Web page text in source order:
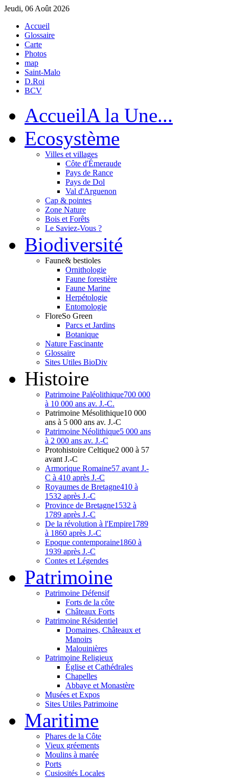
Jeudi, 06 Août 2026
Accueil
Glossaire
Carte
Photos
map
Saint-Malo
D.Roi
BCV
AccueilA la Une...
Ecosystème
Villes et villages
Côte d'Émeraude
Pays de Rance
Pays de Dol
Val d'Arguenon
Cap & pointes
Zone Nature
Bois et Forêts
Le Saviez-Vous ?
Biodiversité
Faune& bestioles
Ornithologie
Faune forestière
Faune Marine
Herpétologie
Entomologie
FloreSo Green
Parcs et Jardins
Botanique
Nature Fascinante
Glossaire
Sites Utiles BioDiv
Histoire
Patrimoine Paléolithique700 000
à 10 000 ans av. J.-C.
Patrimoine Mésolithique10 000
ans à 5 000 ans av. J.-C
Patrimoine Néolithique5 000 ans
à 2 000 ans av. J.-C
Protohistoire Celtique2 000 à 57
avant J.-C
Armorique Romaine57 avant J.-
C à 410 après J.-C
Royaumes de Bretagne410 à
1532 après J.-C
Province de Bretagne1532 à
1789 après J.-C
De la révolution à l'Empire1789
à 1860 après J.-C
Epoque contemporaine1860 à
1939 après J.-C
Contes et Légendes
Patrimoine
Patrimoine Défensif
Forts de la côte
Châteaux Forts
Patrimoine Résidentiel
Domaines, Châteaux et
Manoirs
Malouinières
Patrimoine Religieux
Église et Cathédrales
Chapelles
Abbaye et Monastère
Musées et Expos
Sites Utiles Patrimoine
Maritime
Phares de la Côte
Vieux gréements
Moulins à marée
Ports
Cusiosités Locales